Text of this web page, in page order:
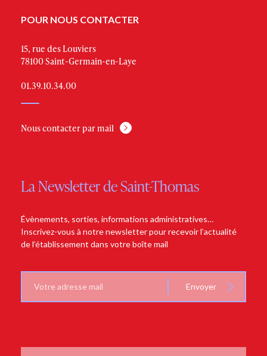
POUR NOUS CONTACTER
15, rue des Louviers
78100 Saint-Germain-en-Laye
01.39.10.34.00
Nous contacter par mail
La Newsletter de Saint-Thomas
Évènements, sorties, informations administratives…
Inscrivez-vous à notre newsletter pour recevoir l’actualité
de l’établissement dans votre boîte mail
mail
Envoyer